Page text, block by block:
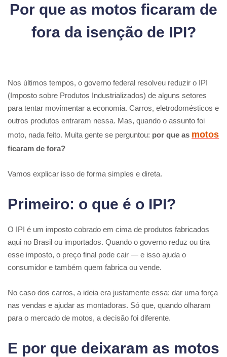
Por que as motos ficaram de
fora da isenção de IPI?
Nos últimos tempos, o governo federal resolveu reduzir o IPI
(Imposto sobre Produtos Industrializados) de alguns setores
para tentar movimentar a economia. Carros, eletrodomésticos e
outros produtos entraram nessa. Mas, quando o assunto foi
moto, nada feito. Muita gente se perguntou: por que as motos
ficaram de fora?
Vamos explicar isso de forma simples e direta.
Primeiro: o que é o IPI?
O IPI é um imposto cobrado em cima de produtos fabricados
aqui no Brasil ou importados. Quando o governo reduz ou tira
esse imposto, o preço final pode cair — e isso ajuda o
consumidor e também quem fabrica ou vende.
No caso dos carros, a ideia era justamente essa: dar uma força
nas vendas e ajudar as montadoras. Só que, quando olharam
para o mercado de motos, a decisão foi diferente.
E por que deixaram as motos